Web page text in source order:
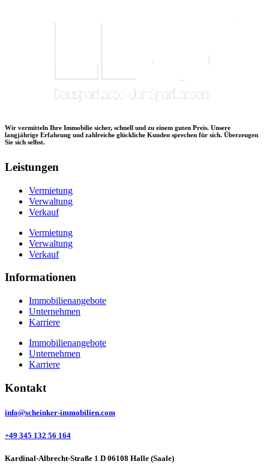
Wir vermitteln Ihre Immobilie sicher, schnell und zu einem guten Preis. Unsere
langjährige Erfahrung und zahlreiche glückliche Kunden sprechen für sich. Überzeugen
Sie sich selbst.
Leistungen
Vermietung
Verwaltung
Verkauf
Vermietung
Verwaltung
Verkauf
Informationen
Immobilienangebote
Unternehmen
Karriere
Immobilienangebote
Unternehmen
Karriere
Kontakt
info@scheinker-immobilien.com
+49 345 132 56 164
Kardinal-Albrecht-Straße 1 D 06108 Halle (Saale)